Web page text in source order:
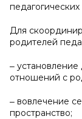
Для
родителей
‒
отношений с
‒ вовлечение
пространство;